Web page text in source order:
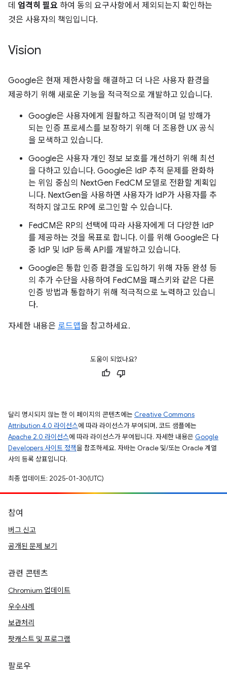
데 엄격히 필요 하여 동의 요구사항에서 제외되는지 확인하는
것은 사용자의 책임입니다.
Vision
Google은 현재 제한사항을 해결하고 더 나은 사용자 환경을
제공하기 위해 새로운 기능을 적극적으로 개발하고 있습니다.
Google은 사용자에게 원활하고 직관적이며 덜 방해가
되는 인증 프로세스를 보장하기 위해 더 조용한 UX 공식
을 모색하고 있습니다.
Google은 사용자 개인 정보 보호를 개선하기 위해 최선
을 다하고 있습니다. Google은 IdP 추적 문제를 완화하
는 위임 중심의 NextGen FedCM 모델로 전환할 계획입
니다. NextGen을 사용하면 사용자가 IdP가 사용자를 추
적하지 않고도 RP에 로그인할 수 있습니다.
FedCM은 RP의 선택에 따라 사용자에게 더 다양한 IdP
를 제공하는 것을 목표로 합니다. 이를 위해 Google은 다
중 IdP 및 IdP 등록 API를 개발하고 있습니다.
Google은 통합 인증 환경을 도입하기 위해 자동 완성 등
의 추가 수단을 사용하여 FedCM을 패스키와 같은 다른
인증 방법과 통합하기 위해 적극적으로 노력하고 있습니
다.
자세한 내용은 로드맵을 참고하세요.
도움이 되었나요?
달리 명시되지 않는 한 이 페이지의 콘텐츠에는 Creative Commons
Attribution 4.0 라이선스에 따라 라이선스가 부여되며, 코드 샘플에는
Apache 2.0 라이선스에 따라 라이선스가 부여됩니다. 자세한 내용은 Google
Developers 사이트 정책을 참조하세요. 자바는 Oracle 및/또는 Oracle 계열
사의 등록 상표입니다.
최종 업데이트: 2025-01-30(UTC)
참여
버그 신고
공개된 문제 보기
관련 콘텐츠
Chromium 업데이트
우수사례
보관처리
팟캐스트 및 프로그램
팔로우